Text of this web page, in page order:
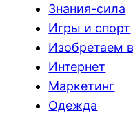
Знания-сила
Игры и спорт
Изобретаем
Интернет
Маркетинг
Одежда